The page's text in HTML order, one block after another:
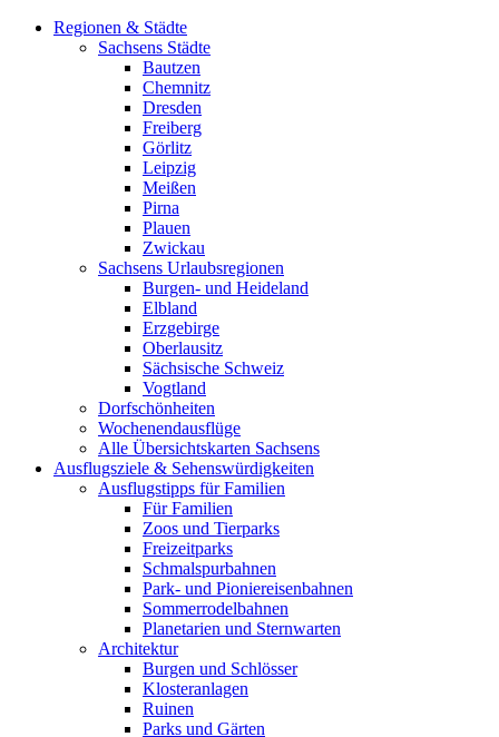
Regionen & Städte
Sachsens Städte
Bautzen
Chemnitz
Dresden
Freiberg
Görlitz
Leipzig
Meißen
Pirna
Plauen
Zwickau
Sachsens Urlaubsregionen
Burgen- und Heideland
Elbland
Erzgebirge
Oberlausitz
Sächsische Schweiz
Vogtland
Dorfschönheiten
Wochenendausflüge
Alle Übersichtskarten Sachsens
Ausflugsziele & Sehenswürdigkeiten
Ausflugstipps für Familien
Für Familien
Zoos und Tierparks
Freizeitparks
Schmalspurbahnen
Park- und Pioniereisenbahnen
Sommerrodelbahnen
Planetarien und Sternwarten
Architektur
Burgen und Schlösser
Klosteranlagen
Ruinen
Parks und Gärten